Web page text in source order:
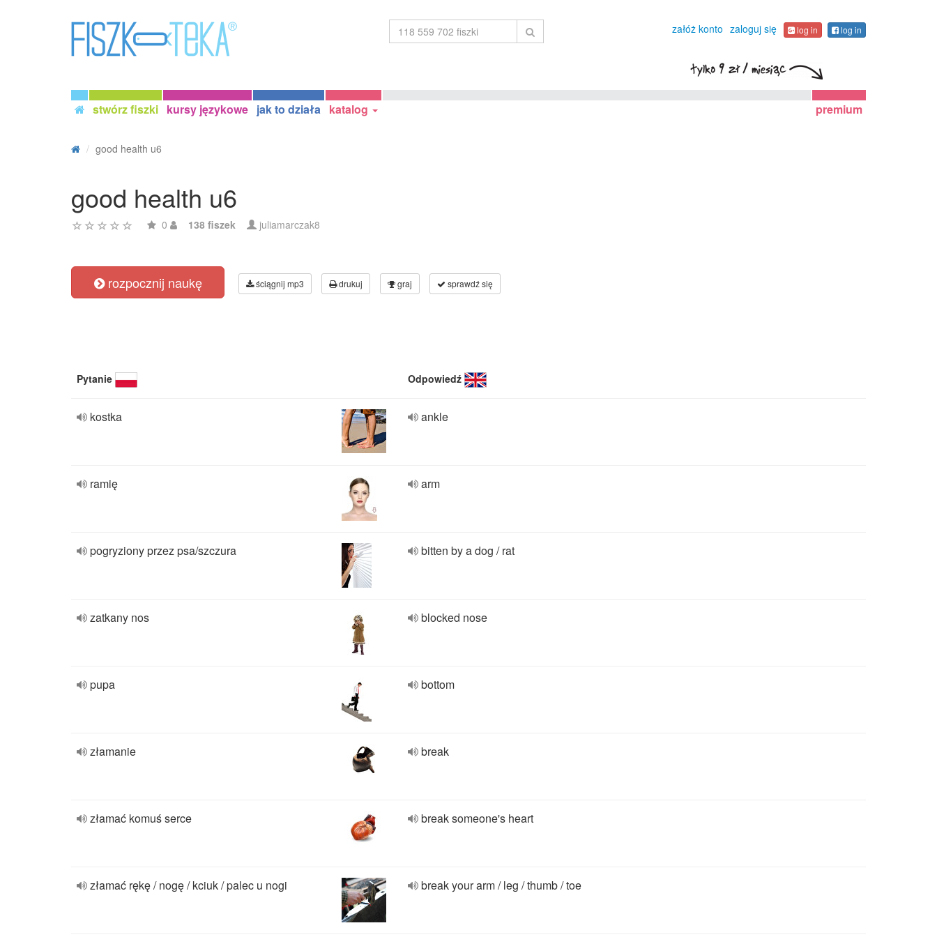
załóż konto zaloguj się log in log in
stwórz fiszki kursy językowe jak to działa katalog premium
good health u6
good health u6
0 138 fiszek juliamarczak8
rozpocznij naukę ściągnij mp3 drukuj graj sprawdź się
Pytanie Odpowiedź
kostka ankle
ramię arm
pogryziony przez psa/szczura bitten by a dog / rat
zatkany nos blocked nose
pupa bottom
złamanie break
złamać komuś serce break someone's heart
złamać rękę / nogę / kciuk / palec u nogi break your arm / leg / thumb / toe